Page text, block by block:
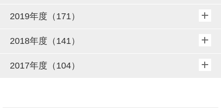
2019年度（171）
2018年度（141）
2017年度（104）